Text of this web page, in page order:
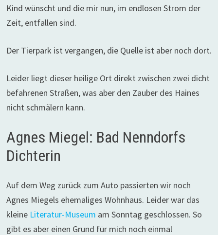
Kind wünscht und die mir nun, im endlosen Strom der
Zeit, entfallen sind.
Der Tierpark ist vergangen, die Quelle ist aber noch dort.
Leider liegt dieser heilige Ort direkt zwischen zwei dicht
befahrenen Straßen, was aber den Zauber des Haines
nicht schmälern kann.
Agnes Miegel: Bad Nenndorfs
Dichterin
Auf dem Weg zurück zum Auto passierten wir noch
Agnes Miegels ehemaliges Wohnhaus. Leider war das
kleine Literatur-Museum am Sonntag geschlossen. So
gibt es aber einen Grund für mich noch einmal